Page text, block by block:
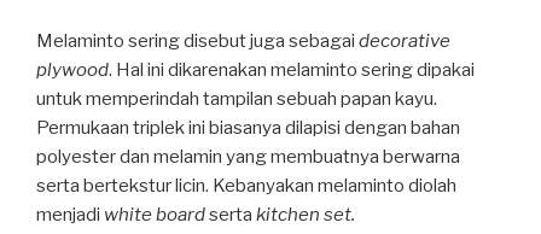
Melaminto sering disebut juga sebagai decorative
plywood. Hal ini dikarenakan melaminto sering dipakai
untuk memperindah tampilan sebuah papan kayu.
Permukaan triplek ini biasanya dilapisi dengan bahan
polyester dan melamin yang membuatnya berwarna
serta bertekstur licin. Kebanyakan melaminto diolah
menjadi white boardserta kitchen set.